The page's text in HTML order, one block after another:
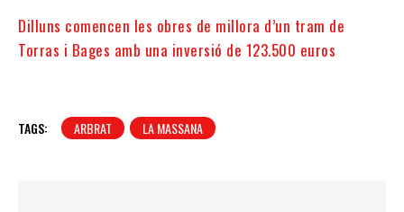
Dilluns comencen les obres de millora d’un tram de
Torras i Bages amb una inversió de 123.500 euros
TAGS: ARBRAT LA MASSANA